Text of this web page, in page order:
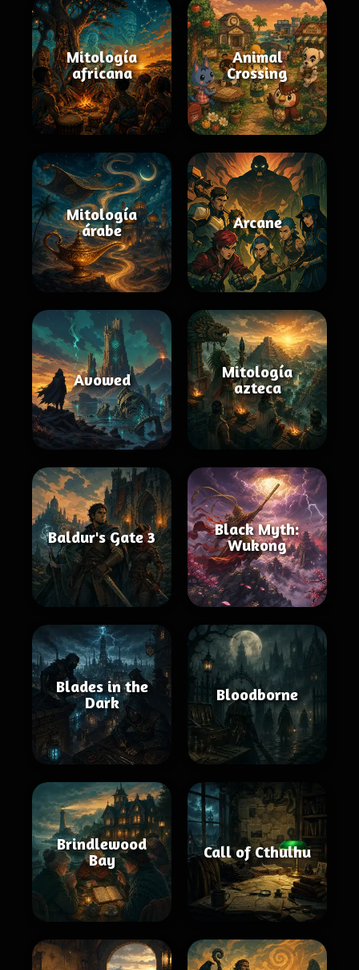
Mitología
africana
Animal
Crossing
Mitología
árabe
Arcane
Avowed
Mitología
azteca
Baldur's Gate 3
Black Myth:
Wukong
Blades in the
Dark
Bloodborne
Brindlewood
Bay
Call of Cthulhu